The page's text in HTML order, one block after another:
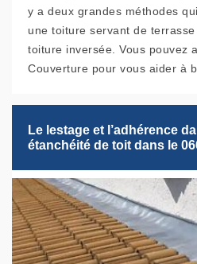
y a deux grandes méthodes
une toiture servant de
toiture inversée. Vous pouvez
Couverture pour vous aider à
Le lestage et l’adhérence
étanchéité de toit dans le